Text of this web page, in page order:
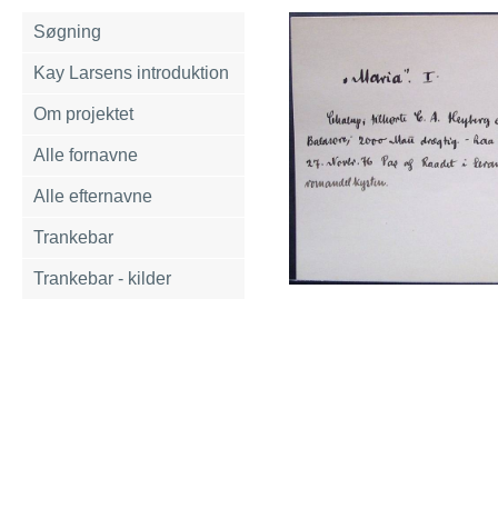
Søgning
Kay Larsens introduktion
Om projektet
Alle fornavne
Alle efternavne
Trankebar
Trankebar - kilder